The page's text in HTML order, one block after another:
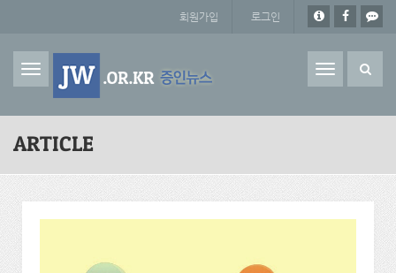
회원가입 로그인
Toggle
navigation
ARTICLE